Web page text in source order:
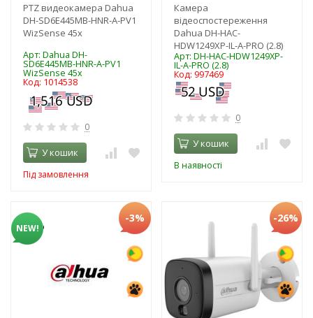
PTZ видеокамера Dahua
DH-SD6E445MB-HNR-A-PV1
WizSense 45х
Арт: Dahua DH-
SD6E445MB-HNR-A-PV1
WizSense 45х
Код: 1014538
0
У кошик
Під замовлення
Камера
відеоспостереження
Dahua DH-HAC-
HDW1249XP-IL-A-PRO (2.8)
Арт: DH-HAC-HDW1249XP-
IL-A-PRO (2.8)
Код: 997469
0
У кошик
В наявності
NEW!
-3% -26%